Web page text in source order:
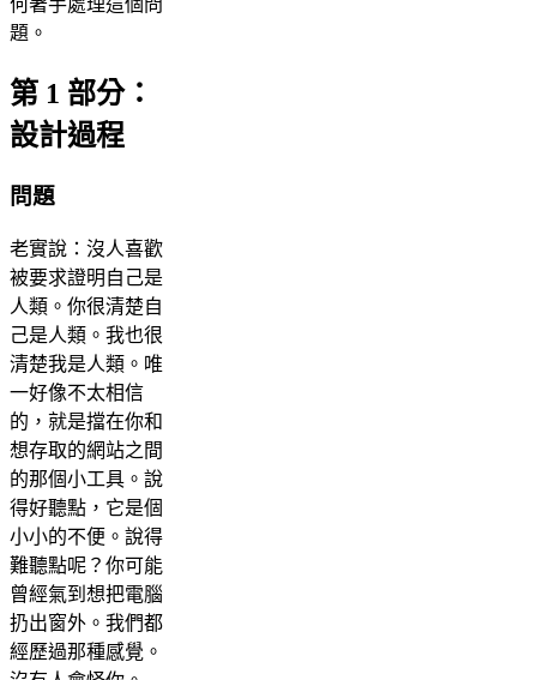
何著手處理這個問
題。
第 1 部分：
設計過程
問題
老實說：沒人喜歡
被要求證明自己是
人類。你很清楚自
己是人類。我也很
清楚我是人類。唯
一好像不太相信
的，就是擋在你和
想存取的網站之間
的那個小工具。說
得好聽點，它是個
小小的不便。說得
難聽點呢？你可能
曾經氣到想把電腦
扔出窗外。我們都
經歷過那種感覺。